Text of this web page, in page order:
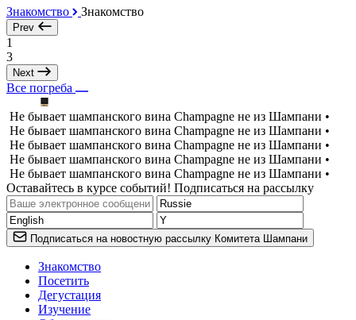
Знакомство Знакомство
Prev
1
3
Next
Все погреба
Не бывает шампанского вина Champagne не из Шампани •
Не бывает шампанского вина Champagne не из Шампани •
Не бывает шампанского вина Champagne не из Шампани •
Не бывает шампанского вина Champagne не из Шампани •
Не бывает шампанского вина Champagne не из Шампани •
Оставайтесь в курсе событий! Подписаться на рассылку
Подписаться на новостную рассылку Комитета Шампани
Знакомство
Посетить
Дегустация
Изучение